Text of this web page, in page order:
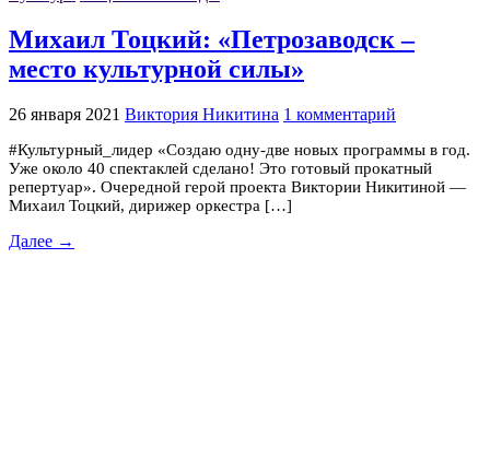
Михаил Тоцкий: «Петрозаводск –
место культурной силы»
26 января 2021 Виктория Никитина 1 комментарий
#Культурный_лидер «Создаю одну-две новых программы в год.
Уже около 40 спектаклей сделано! Это готовый прокатный
репертуар». Очередной герой проекта Виктории Никитиной —
Михаил Тоцкий, дирижер оркестра […]
Далее →